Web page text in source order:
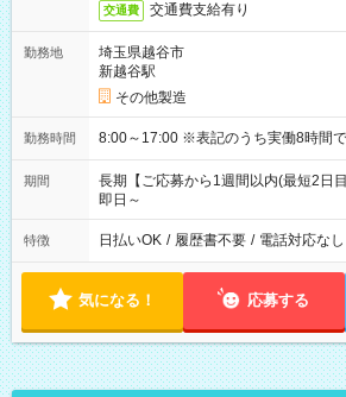
交通費 交通費支給有り
勤務地
埼玉県越谷市
新越谷駅
その他製造
勤務時間 8:00～17:00 ※表記のうち実働8時間
期間
長期【ご応募から1週間以内(最短2日
即日～
特徴 日払いOK / 履歴書不要 / 電話対応なし
気になる！ 応募する